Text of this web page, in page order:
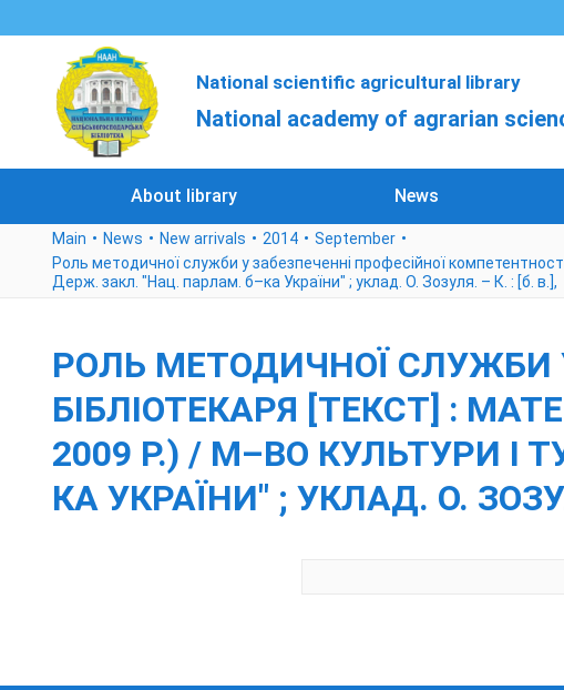
National scientific agricultural library
National academy of agrarian
About library News
Main News New arrivals 2014
September
Роль методичної служби у забезпеченні професійної
Держ. закл. "Нац. парлам. б–ка України" ; уклад. О. Зозуля. – К. : [б. в.],
РОЛЬ МЕТОДИЧНОЇ СЛУЖБИ
БІБЛІОТЕКАРЯ [ТЕКСТ] :
2009 Р.) / М–ВО КУЛЬТУРИ
КА УКРАЇНИ" ; УКЛАД. О.